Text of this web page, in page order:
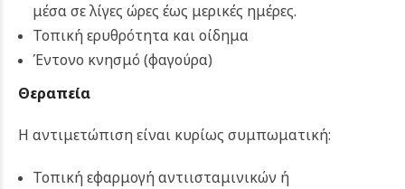
μέσα σε λίγες ώρες έως μερικές ημέρες.
Τοπική ερυθρότητα και οίδημα
Έντονο κνησμό (φαγούρα)
Θεραπεία
Η αντιμετώπιση είναι κυρίως συμπωματική:
Τοπική εφαρμογή αντιισταμινικών ή